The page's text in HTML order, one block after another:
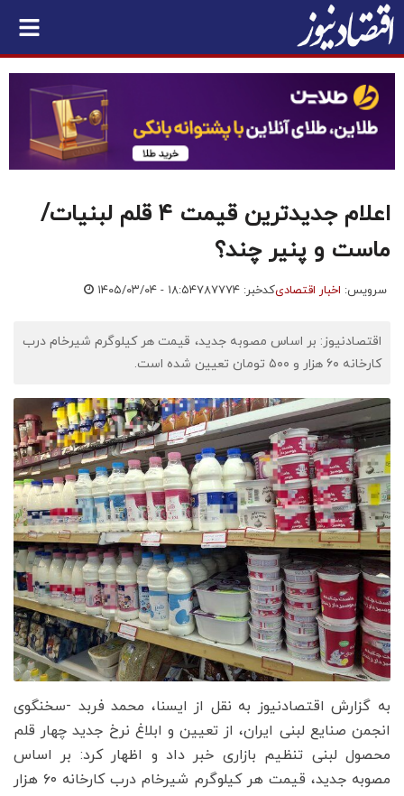
اعلام جدیدترین قیمت ۴ قلم لبنیات/
ماست و پنیر چند؟
سرویس: اخبار اقتصادیکدخبر: ۷۸۷۷۷۴ ۱۴۰۵/۰۳/۰۴ - ۱۸:۵۴
اقتصادنیوز: بر اساس مصوبه جدید، قیمت هر کیلوگرم شیرخام درب
کارخانه ۶۰ هزار و ۵۰۰ تومان تعیین شده است.
به گزارش اقتصادنیوز به نقل از ایسنا، محمد فربد -سخنگوی
انجمن صنایع لبنی ایران، از تعیین و ابلاغ نرخ جدید چهار قلم
محصول لبنی تنظیم بازاری خبر داد و اظهار کرد: بر اساس
مصوبه جدید، قیمت هر کیلوگرم شیرخام درب کارخانه ۶۰ هزار